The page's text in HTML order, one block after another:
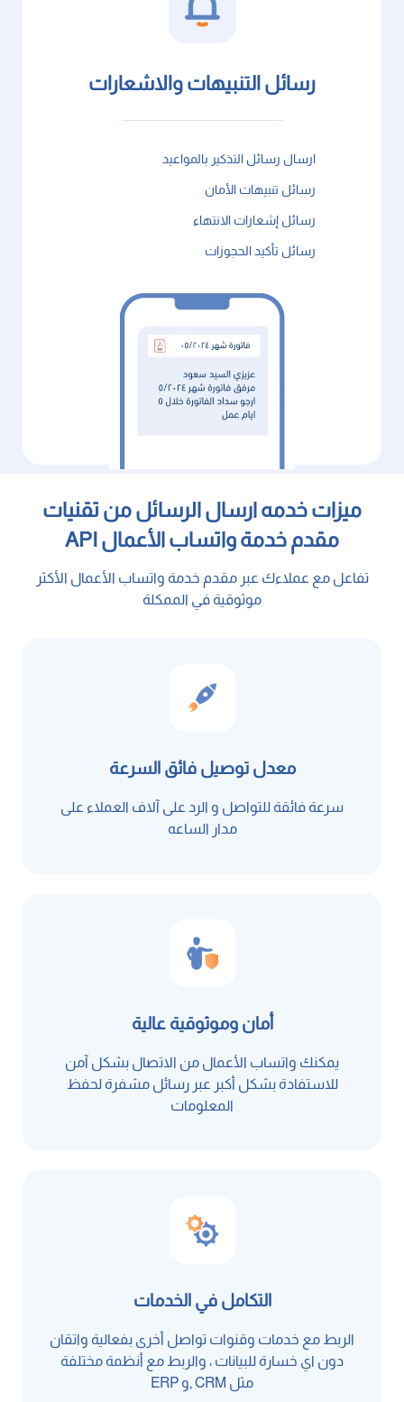
رسائل التنبيهات والاشعارات
ارسال رسائل التذكير بالمواعيد
رسائل تنبيهات الأمان
رسائل إشعارات الانتهاء
رسائل تأكيد الحجوزات
ميزات خدمه ارسال الرسائل من تقنيات
مقدم خدمة واتساب الأعمال API
تفاعل مع عملاءك عبر مقدم خدمة واتساب الأعمال الأكثر
موثوقية في الممكلة
معدل توصيل فائق السرعة
سرعة فائقة للتواصل و الرد على آلاف العملاء على
مدار الساعه
أمان وموثوقية عالية
يمكنك واتساب الأعمال من الاتصال بشكل آمن
للاستفادة بشكل أكبر عبر رسائل مشفرة لحفظ
المعلومات
التكامل في الخدمات
الربط مع خدمات وقنوات تواصل أخرى بفعالية واتقان
دون اي خسارة للبيانات ، والربط مع أنظمة مختلفة
مثل CRM ,و ERP